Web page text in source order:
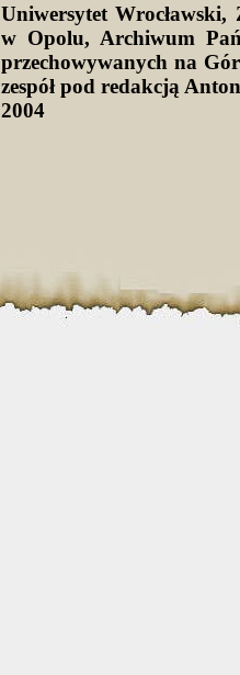
Uniwersytet
w Opolu, Archiwum
przechowywanych na
zespół pod redakcją
2004